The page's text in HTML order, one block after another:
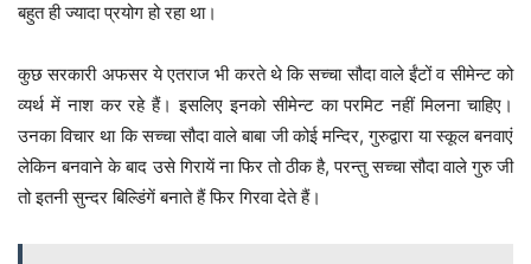
बहुत ही ज्यादा प्रयोग हो रहा था।
कुछ सरकारी अफसर ये एतराज भी करते थे कि सच्चा सौदा वाले ईंटों व सीमेन्ट को
व्यर्थ में नाश कर रहे हैं। इसलिए इनको सीमेन्ट का परमिट नहीं मिलना चाहिए।
उनका विचार था कि सच्चा सौदा वाले बाबा जी कोई मन्दिर, गुरुद्वारा या स्कूल बनवाएं
लेकिन बनवाने के बाद उसे गिरायें ना फिर तो ठीक है, परन्तु सच्चा सौदा वाले गुरु जी
तो इतनी सुन्दर बिल्डिंगें बनाते हैं फिर गिरवा देते हैं।